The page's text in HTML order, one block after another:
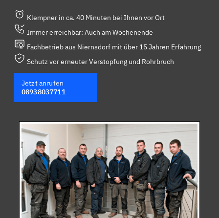
Klempner in ca. 40 Minuten bei Ihnen vor Ort
Immer erreichbar: Auch am Wochenende
Fachbetrieb aus Niernsdorf mit über 15 Jahren Erfahrung
Schutz vor erneuter Verstopfung und Rohrbruch
Jetzt anrufen
08938037711